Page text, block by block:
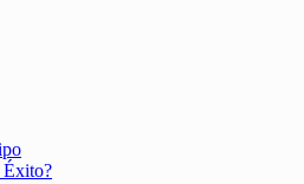
Éxito?